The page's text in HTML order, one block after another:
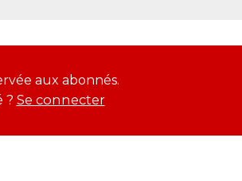
aux abonnés.
? Se connecter